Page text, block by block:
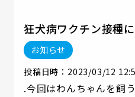
狂犬病ワクチン接種
お知らせ
投稿日時：2023/03/12
.今回はわんちゃんを飼